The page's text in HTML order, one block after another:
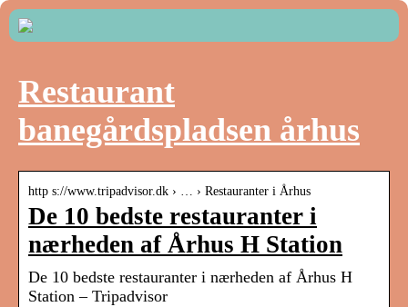
Restaurant
banegårdspladsen århus
http s://www.tripadvisor.dk › … › Restauranter i Århus
De 10 bedste restauranter i
nærheden af Århus H Station
De 10 bedste restauranter i nærheden af Århus H
Station – Tripadvisor